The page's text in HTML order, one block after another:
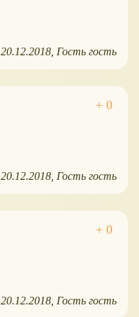
20.12.2018 Гость гость
20.12.2018 Гость гость
20.12.2018 Гость гость